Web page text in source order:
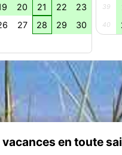
20 21 22 23
27 28 29 30
39
40
en toute